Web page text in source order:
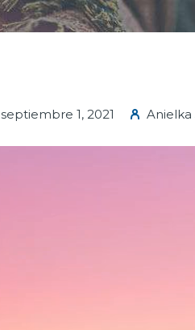
septiembre 1, 2021 Anielka